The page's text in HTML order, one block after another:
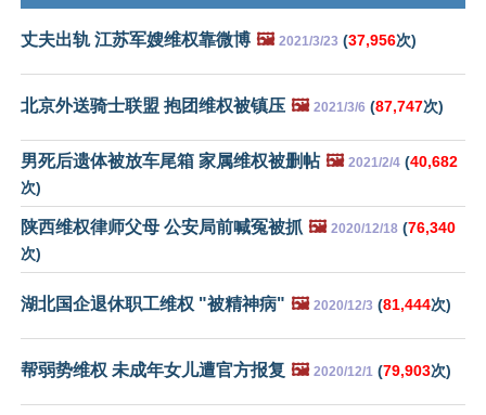
丈夫出轨 江苏军嫂维权靠微博 🖼️ 2021/3/23 (37,956次)
北京外送骑士联盟 抱团维权被镇压 🖼️ 2021/3/6 (87,747次)
男死后遗体被放车尾箱 家属维权被删帖 🖼️ 2021/2/4 (40,682
次)
陕西维权律师父母 公安局前喊冤被抓 🖼️ 2020/12/18 (76,340
次)
湖北国企退休职工维权 "被精神病" 🖼️ 2020/12/3 (81,444次)
帮弱势维权 未成年女儿遭官方报复 🖼️ 2020/12/1 (79,903次)